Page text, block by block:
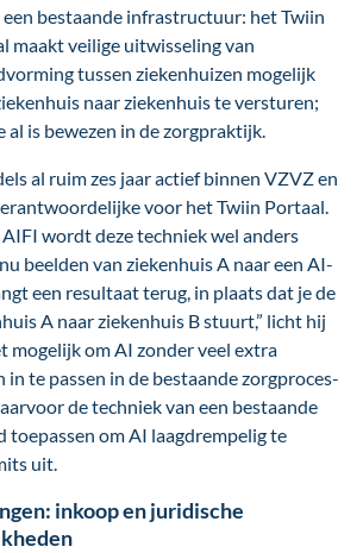
bestaande infra­structuur: het Twiin
maakt veilige uitwisseling van
tussen ziekenhuizen mogelijk
naar ziekenhuis te ver­sturen;
al is bewezen in de zorgpraktijk.
al ruim zes jaar actief binnen VZVZ en
voor het Twiin Portaal.
wordt deze techniek wel anders
beelden van ziekenhuis A naar een AI-
een resultaat terug, in plaats dat je de
A naar ziekenhuis B stuurt,” licht hij
mogelijk om AI zonder veel extra
in te passen in de bestaande zorg­proces­
de techniek van een bestaande
toepassen om AI laagdrempelig te
uit.
inkoop en juridische